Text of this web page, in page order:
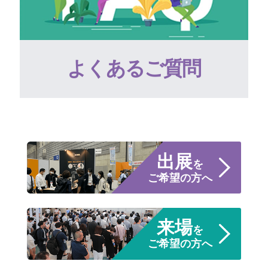
よくあるご質問
出展を
ご希望の方へ
来場を
ご希望の方へ